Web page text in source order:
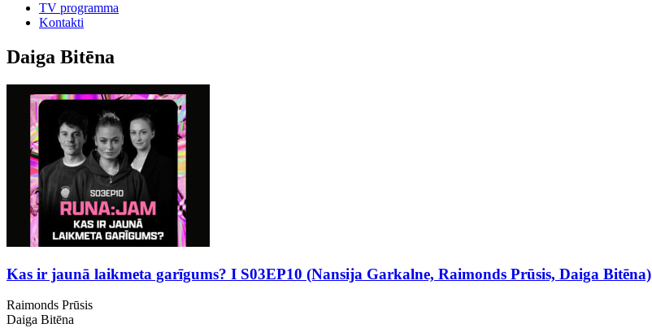
TV programma
Kontakti
Daiga Bitēna
Kas ir jaunā laikmeta garīgums? I S03EP10 (Nansija Garkalne, Raimonds Prūsis, Daiga Bitēna)
Raimonds Prūsis
Daiga Bitēna